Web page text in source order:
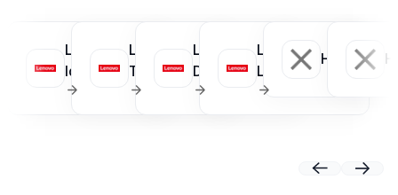
Lenovo
IdeaPad
Lenovo
ThinkPad
Lenovo
Desktop
Lenovo
Laptop
HP